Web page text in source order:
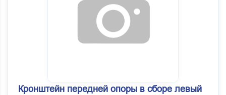
Кронштейн передней опоры в сборе левый